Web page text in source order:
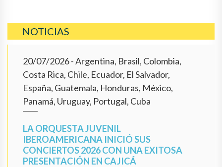
NOTICIAS
20/07/2026- Argentina, Brasil, Colombia,
Costa Rica, Chile, Ecuador, El Salvador,
España, Guatemala, Honduras, México,
Panamá, Uruguay, Portugal, Cuba
LA ORQUESTA JUVENIL
IBEROAMERICANA INICIÓ SUS
CONCIERTOS 2026 CON UNA EXITOSA
PRESENTACIÓN EN CAJICÁ